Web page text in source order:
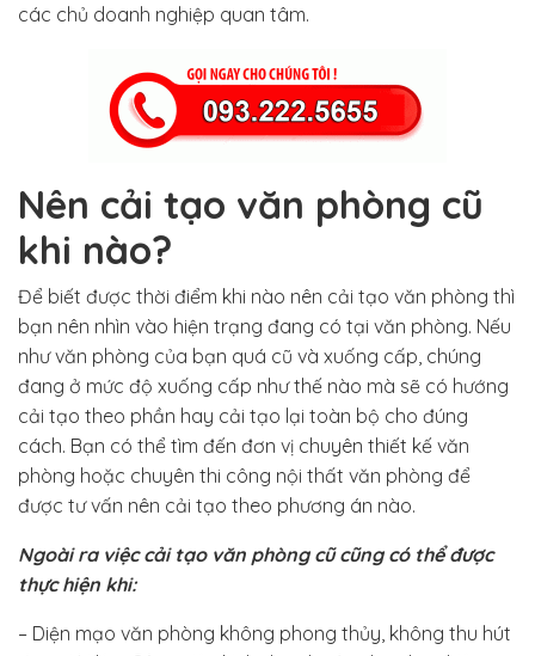
các chủ doanh nghiệp quan tâm.
Nên cải tạo văn phòng cũ
khi nào?
Để biết được thời điểm khi nào nên cải tạo văn phòng thì
bạn nên nhìn vào hiện trạng đang có tại văn phòng. Nếu
như văn phòng của bạn quá cũ và xuống cấp, chúng
đang ở mức độ xuống cấp như thế nào mà sẽ có hướng
cải tạo theo phần hay cải tạo lại toàn bộ cho đúng
cách. Bạn có thể tìm đến đơn vị chuyên thiết kế văn
phòng hoặc chuyên thi công nội thất văn phòng để
được tư vấn nên cải tạo theo phương án nào.
Ngoài ra việc cải tạo văn phòng cũ cũng có thể được
thực hiện khi:
– Diện mạo văn phòng không phong thủy, không thu hút